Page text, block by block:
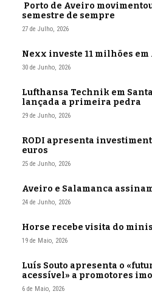
Porto de Aveiro
semestre de sempre
27 de Julho, 2026
Nexx investe 11 milhões
30 de Junho, 2026
Lufthansa Technik em
lançada a primeira pedra
29 de Junho, 2026
RODI apresenta
euros
25 de Junho, 2026
Aveiro e Salamanca
24 de Junho, 2026
Horse recebe visita do
19 de Maio, 2026
Luís Souto apresenta o
acessível» a promotores
6 de Maio, 2026